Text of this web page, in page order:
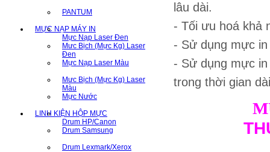
PANTUM
MỰC NẠP MÁY IN
Mực Nạp Laser Đen
Mưc Bịch (Mực Kg) Laser
Đen
Mực Nạp Laser Màu
Mưc Bịch (Mực Kg) Laser
Màu
Mực Nước
LINH KIỆN HỘP MỰC
Drum HP/Canon
Drum Samsung
Drum Lexmark/Xerox
lâu dài.
- Tối ưu hoá khả
- Sử dụng mực
- Sử dụng mực
trong thời gian